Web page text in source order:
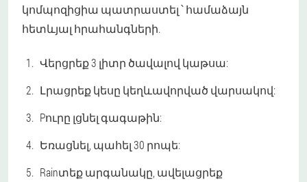
կոմպոզիցիա պատրաստել ՝ համաձայն
հետևյալ հրահանգների.
Վերցրեք 3 լիտր ծավալով կաթսա:
Լրացրեք կեսը կեղևավորված վարսակով:
Pուրը լցնել գագաթին:
Եռացնել, պահել 30 րոպե:
Rainտեք արգանակը, ավելացրեք